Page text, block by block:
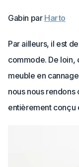
Gabin par Harto
Par ailleurs, il est
commode. De loin,
meuble en
nous nous
entièrement conçu